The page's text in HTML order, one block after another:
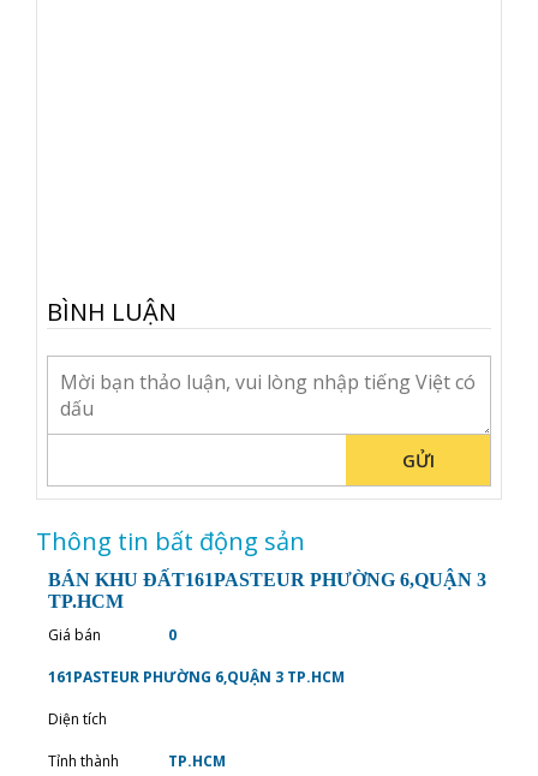
BÌNH LUẬN
GỬI
Thông tin bất động sản
BÁN KHU ĐẤT161PASTEUR PHƯỜNG 6,QUẬN 3
TP.HCM
Giá bán
0
161PASTEUR PHƯỜNG 6,QUẬN 3 TP.HCM
Diện tích
Tỉnh thành TP.HCM